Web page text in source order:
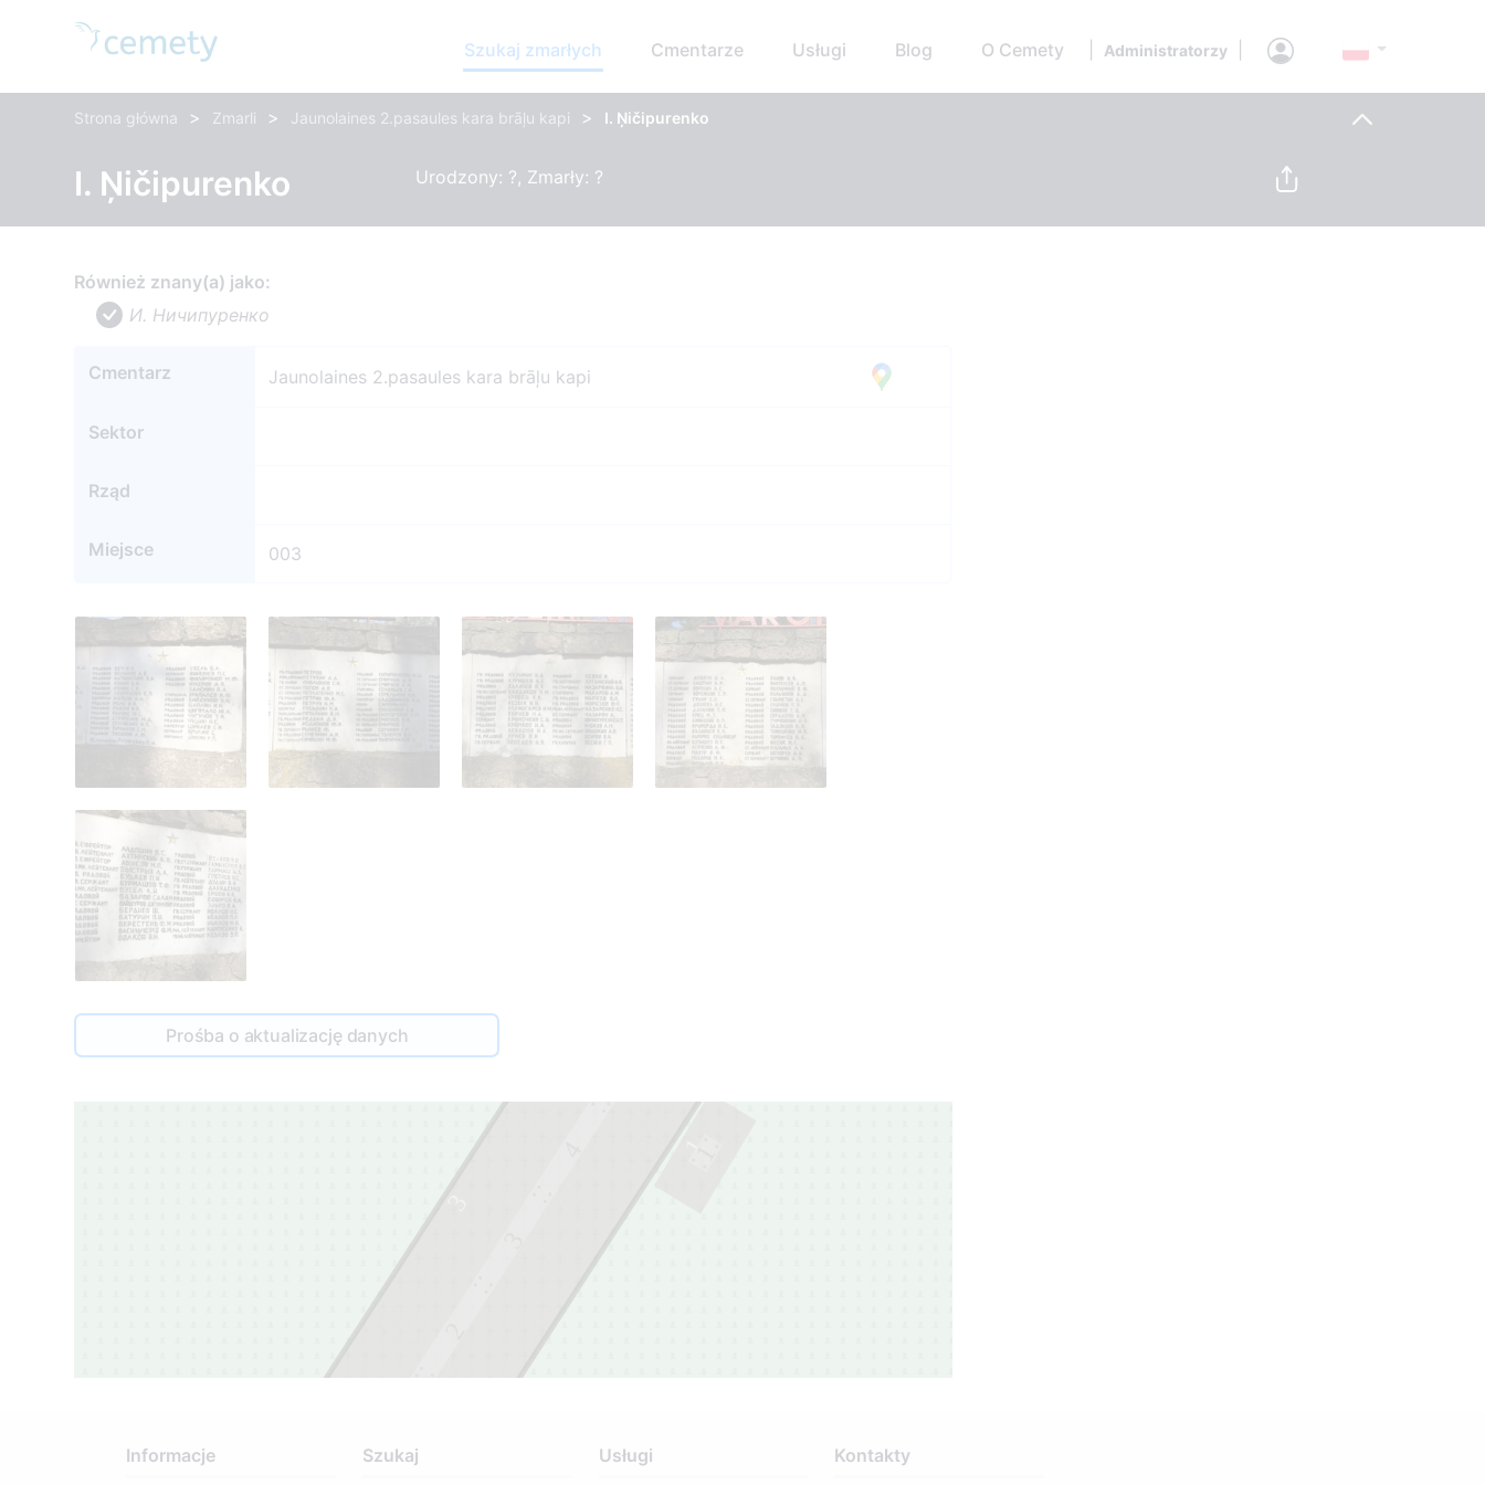
Szukaj zmarłych Cmentarze Usługi Blog O Cemety Administratorzy
Strona główna > Zmarli > Jaunolaines 2.pasaules kara brāļu kapi > I. Ņičipurenko
I. Ņičipurenko Urodzony: ?, Zmarły: ?
Również znany(a) jako:
И. Ничипуренко
Cmentarz Jaunolaines 2.pasaules kara brāļu kapi
Sektor
Rząd
Miejsce 003
Prośba o aktualizację danych
3
Informacje Szukaj Usługi Kontakty